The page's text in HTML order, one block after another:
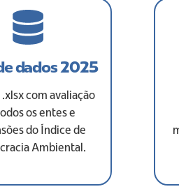
dados 2025
com avaliação
os entes e
do Índice de
Ambiental.